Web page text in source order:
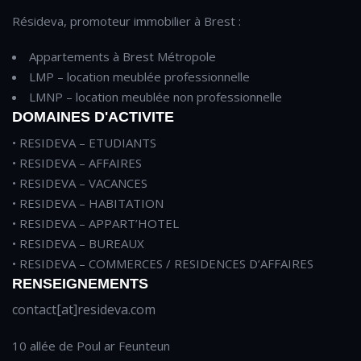
Résideva, promoteur immobilier à Brest :
Appartements à Brest Métropole
LMP – location meublée professionnelle
LMNP – location meublée non professionnelle
DOMAINES D'ACTIVITE
• RESIDEVA – ETUDIANTS
• RESIDEVA – AFFAIRES
• RESIDEVA – VACANCES
• RESIDEVA – HABITATION
• RESIDEVA – APPART’HOTEL
• RESIDEVA – BUREAUX
• RESIDEVA – COMMERCES / RESIDENCES D’AFFAIRES
RENSEIGNEMENTS
contact[at]resideva.com
10 allée de Poul ar Feunteun